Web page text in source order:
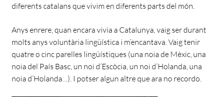
diferents catalans que vivim en diferents parts del món.
Anys enrere, quan encara vivia a Catalunya, vaig ser durant
molts anys voluntària lingüística i m’encantava. Vaig tenir
quatre o cinc parelles lingüístiques (una noia de Mèxic, una
noia del País Basc, un noi d’Escòcia, un noi d’Holanda, una
noia d’Holanda…). I potser algun altre que ara no recordo.